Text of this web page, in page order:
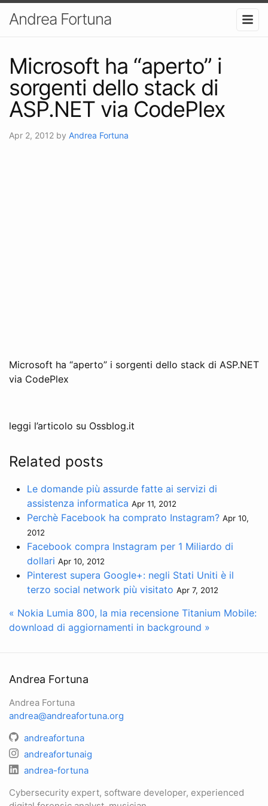
Andrea Fortuna
Microsoft ha “aperto” i
sorgenti dello stack di
ASP.NET via CodePlex
Apr 2, 2012 by Andrea Fortuna
Microsoft ha “aperto” i sorgenti dello stack di ASP.NET
via CodePlex
leggi l’articolo su Ossblog.it
Related posts
Le domande più assurde fatte ai servizi di
assistenza informatica Apr 11, 2012
Perchè Facebook ha comprato Instagram? Apr 10,
2012
Facebook compra Instagram per 1 Miliardo di
dollari Apr 10, 2012
Pinterest supera Google+: negli Stati Uniti è il
terzo social network più visitato Apr 7, 2012
« Nokia Lumia 800, la mia recensione Titanium Mobile:
download di aggiornamenti in background »
Andrea Fortuna
Andrea Fortuna
andrea@andreafortuna.org
andreafortuna
andreafortunaig
andrea-fortuna
Cybersecurity expert, software developer, experienced